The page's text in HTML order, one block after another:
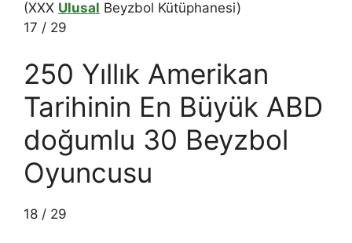
(XXX Ulusal Beyzbol Kütüphanesi)
17 / 29
250 Yıllık Amerikan
Tarihinin En Büyük ABD
doğumlu 30 Beyzbol
Oyuncusu
18 / 29